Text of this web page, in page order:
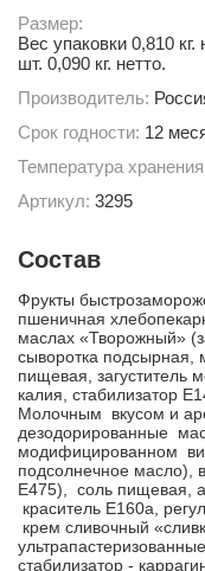
Размер:
Вес упаковки 0,810
шт. 0,090 кг. нетто.
Производитель:
Срок годности: 12
Температура
Артикул: 3295
Состав
Фрукты
пшеничная
маслах «Творожный»
сыворотка подсырная,
пищевая,
калия, стабилизатор
Молочным вкусом и
дезодорированные
модифицированном
подсолнечное масло),
Е475), соль пищевая,
краситель Е160а,
крем сливочный
стабилизатор -